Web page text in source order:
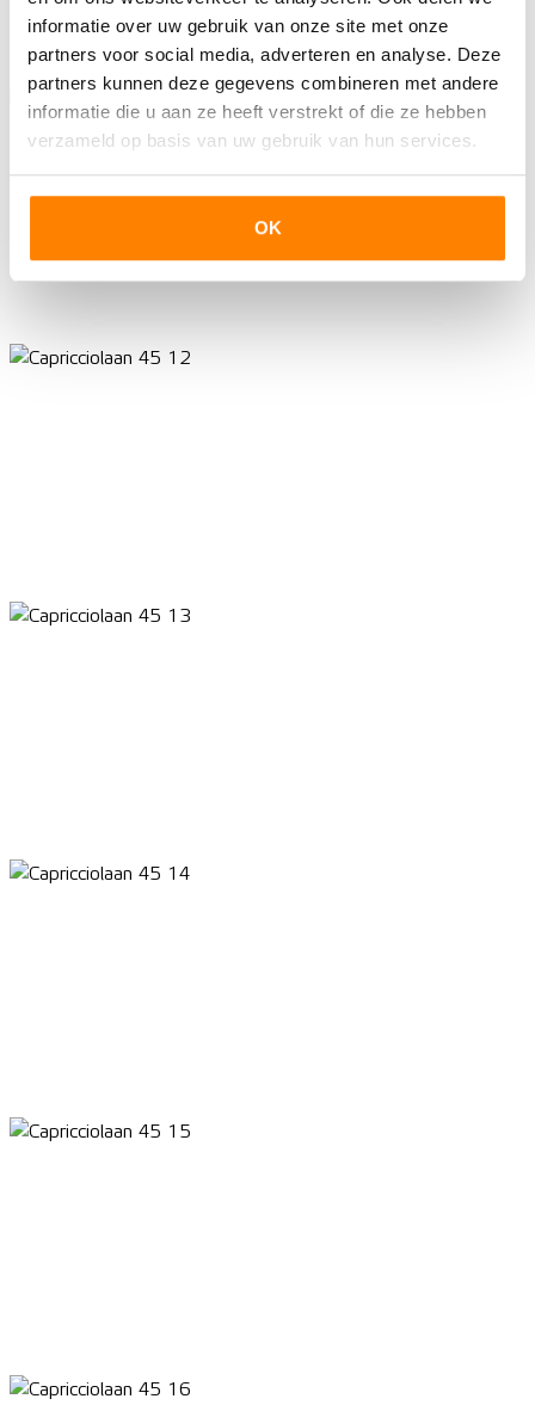
informatie over uw gebruik van onze site met onze
partners voor social media, adverteren en analyse. Deze
partners kunnen deze gegevens combineren met andere
informatie die u aan ze heeft verstrekt of die ze hebben
verzameld op basis van uw gebruik van hun services.
OK